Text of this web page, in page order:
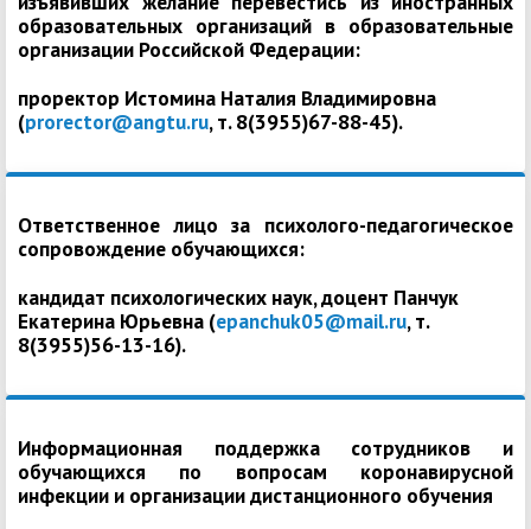
образовательных организаций в образовательные
организации Российской Федерации:
проректор Истомина Наталия Владимировна
(prorector@angtu.ru, т. 8(3955)67-88-45).
Ответственное лицо за психолого-педагогическое
сопровождение обучающихся:
кандидат психологических наук, доцент Панчук
Екатерина Юрьевна (epanchuk05@mail.ru, т.
8(3955)56-13-16).
Информационная поддержка сотрудников и
обучающихся по вопросам коронавирусной
инфекции и организации дистанционного обучения